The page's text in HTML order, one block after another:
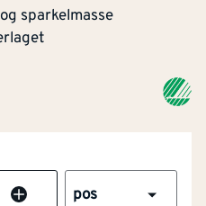
sparkelmasse
pos